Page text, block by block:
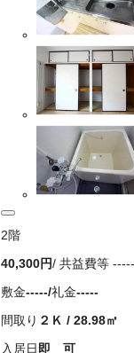
2階
40,300円/ 共益費等 -----
敷金-----/礼金-----
間取り ２Ｋ / 28.98㎡
入居日 即 可